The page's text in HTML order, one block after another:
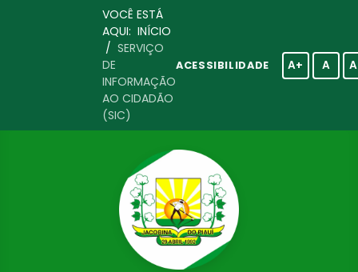
VOCÊ ESTÁ
AQUI: INÍCIO
/ SERVIÇO
DE
INFORMAÇÃO
AO CIDADÃO
(SIC)
ACESSIBILIDADE A+ A